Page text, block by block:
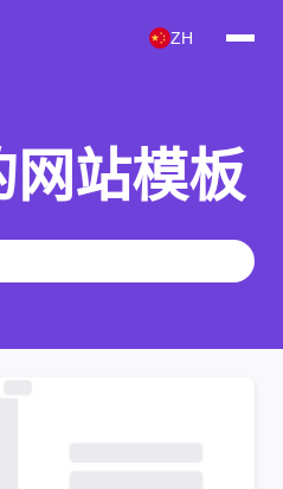
ZH
网站模板